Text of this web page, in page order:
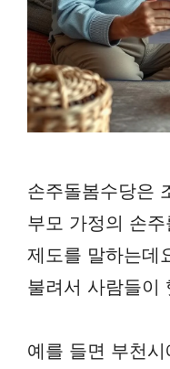
손주돌봄수당은
부모 가정의 손
제도를 말하는데
불려서 사람들이
예를 들면 부천